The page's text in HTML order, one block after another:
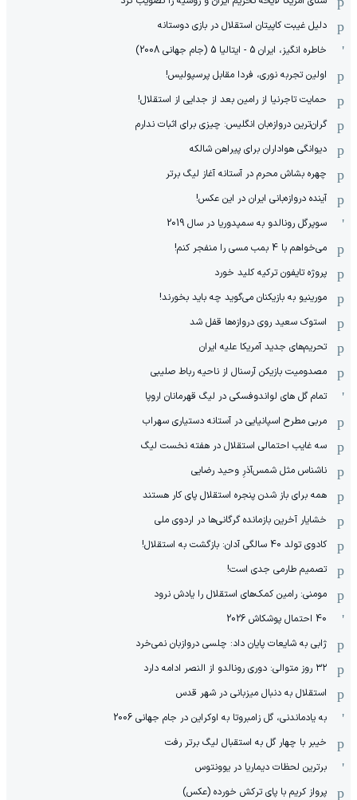
دلیل غیبت کاپیتان استقلال در بازی دوستانه
خاطره انگیز، ایران 5 - ایتالیا 5 (جام جهانی 2008)
اولین تجربه نوری، فردا مقابل پرسپولیس!
حمایت تاجرنیا از رامین بعد از جدایی از استقلال!
گران‌ترین دروازه‌بان انگلیس: چیزی برای اثبات ندارم
دیوانگی هواداران برای پیراهن شالکه
چهره بشاش محرم در آستانه آغاز لیگ برتر
آینده دروازه‌بانی ایران در این عکس!
سوپرگل رونالدو به سمپدوریا در سال 2019
می‌خواهم با 4 بمب مسی را منفجر کنم!
پروژه تایفون ترکیه کلید خورد
مورینیو به بازیکنان می‌گوید چه باید بخورند!
استوک سعید روی دروازه‌ها قفل شد
تحریم‌های جدید آمریکا علیه ایران
مصدومیت بازیکن آرسنال از ناحیه رباط صلیبی
تمام گل های لواندوفسکی در لیگ قهرمانان اروپا
مربی مطرح اسپانیایی در آستانه دستیاری سهراب
سه غایب احتمالی استقلال در هفته نخست لیگ
ناشناس مثل شمس‌آذرِ وحید رضایی
همه برای باز شدن پنجره استقلال پای کار هستند
خشایار آخرین بازمانده گرگانی‌ها در اردوی ملی
کادوی تولد 40 سالگی آدان: بازگشت به استقلال!
تصمیم طارمی جدی است!
مومنی: رامین کمک‌های استقلال را یادش نرود
40 احتمال پوشکاش 2026
ژابی به شایعات پایان داد: چلسی دروازبان نمی‌خرد
۳۲ روز متوالی: دوری رونالدو از النصر ادامه دارد
استقلال به دنبال میزبانی در شهر قدس
به یادماندنی، گل زامبروتا به اوکراین در جام جهانی 2006
خیبر با چهار گل به استقبال لیگ برتر رفت
برترین لحظات دیماریا در یوونتوس
پرواز کریم با پای ترکش خورده (عکس)